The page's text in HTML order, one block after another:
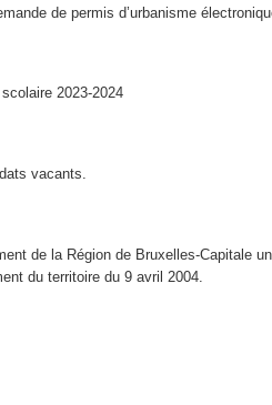
de permis d’urbanisme
2023-2024
vacants.
de la Région de Bruxelles-Capitale
du territoire du 9 avril 2004.